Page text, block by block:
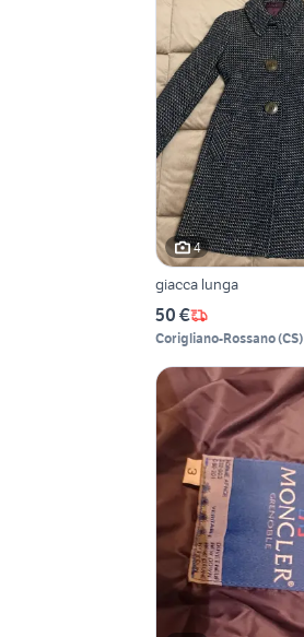
4
giacca lunga
50 €
Corigliano-Rossano(CS)